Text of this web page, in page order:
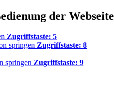
der Webseite
Zugriffstaste: 5
springen Zugriffstaste: 8
springen Zugriffstaste: 9